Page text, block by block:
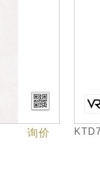
询价